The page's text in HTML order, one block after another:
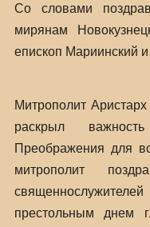
Со словами
мирянам
епископ Мариинский
Митрополит
раскрыл
Преображения для
митрополит
престольным днем